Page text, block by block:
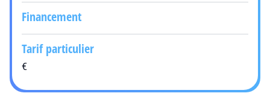
Financement
Tarif particulier
€